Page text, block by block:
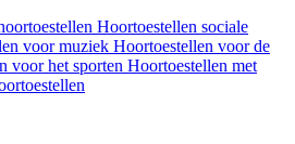
Hoortoestellen sociale
voor muziek Hoortoestellen voor de
voor het sporten Hoortoestellen met